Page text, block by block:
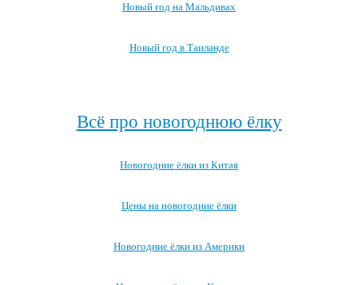
Новый год на Мальдивах
Новый год в Таиланде
Всё про новогоднюю ёлку
Новогодние ёлки из Китая
Цены на новогодние ёлки
Новогодние ёлки из Америки